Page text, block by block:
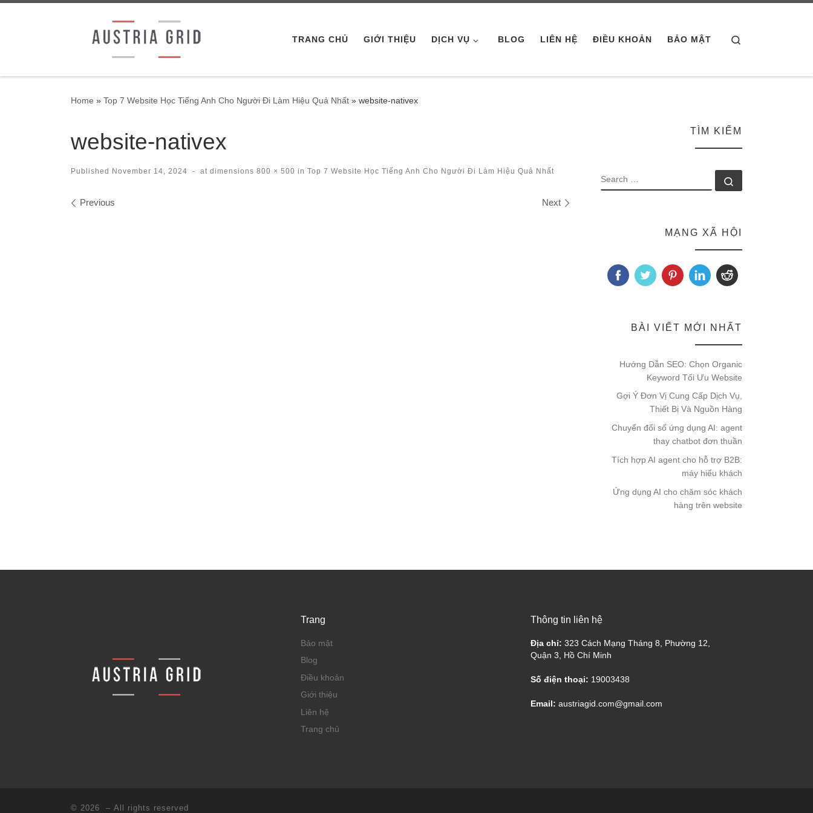
TRANG CHỦ GIỚI THIỆU DỊCH VỤ BLOG LIÊN HỆ ĐIỀU KHOẢN BẢO MẬT
Home » Top 7 Website Học Tiếng Anh Cho Người Đi Làm Hiệu Quả Nhất » website-nativex
website-nativex
Published November 14, 2024 - at dimensions 800 × 500 in Top 7 Website Học Tiếng Anh Cho Người Đi Làm Hiệu Quả Nhất
Images navigation
Previous Next
TÌM KIẾM
SEARCH
MẠNG XÃ HỘI
BÀI VIẾT MỚI NHẤT
Hướng Dẫn SEO: Chọn Organic
Keyword Tối Ưu Website
Gợi Ý Đơn Vị Cung Cấp Dịch Vụ,
Thiết Bị Và Nguồn Hàng
Chuyển đổi số ứng dụng AI: agent
thay chatbot đơn thuần
Tích hợp AI agent cho hỗ trợ B2B:
máy hiểu khách
Ứng dụng AI cho chăm sóc khách
hàng trên website
Trang
Bảo mật
Blog
Điều khoản
Giới thiệu
Liên hệ
Trang chủ
Thông tin liên hệ
Địa chỉ: 323 Cách Mạng Tháng 8, Phường 12,
Quận 3, Hồ Chí Minh
Số điện thoại: 19003438
Email: austriagid.com@gmail.com
© 2026 – All rights reserved